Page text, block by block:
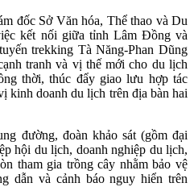
đốc Sở Văn hóa, Thể thao và Du
kết nối giữa tỉnh Lâm Đồng và
trekking Tà Năng-Phan Dũng
tranh và vị thế mới cho du lịch
thời, thúc đẩy giao lưu hợp tác
kinh doanh du lịch trên địa bàn hai
đường, đoàn khảo sát (gồm đại
hội du lịch, doanh nghiệp du lịch,
tham gia trồng cây nhằm bảo vệ
dẫn và cảnh báo nguy hiển trên